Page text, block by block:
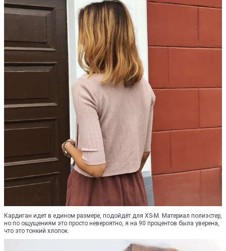
Кардиган идет в едином размере, подойдёт для XS-M. Материал полиэстер,
но по ощущениям это просто невероятно, я на 90 процентов была уверена,
что это тонкий хлопок.